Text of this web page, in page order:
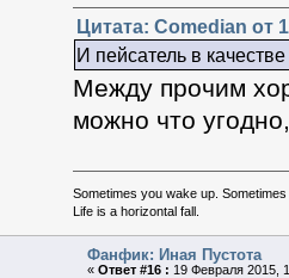
Цитата: Comedian от
И пейсатель в
Между прочим
можно что
Sometimes you wake up.
Life is a horizontal fall.
Фанфик: Иная Пустота
«Ответ #16 : 19 Февраля 2015,